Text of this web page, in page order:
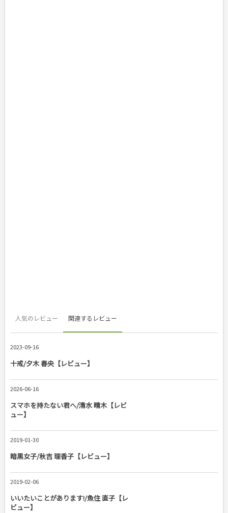
人気のレビュー 関連するレビュー
2023-09-16
十戒/夕木 春央【レビュー】
2026-06-16
スマホを持たない君へ/清水 晴木【レビ
ュー】
2019-01-30
暗黒女子/秋吉 理香子【レビュー】
2019-02-06
いいたいことがあります!/魚住 直子【レ
ビュー】